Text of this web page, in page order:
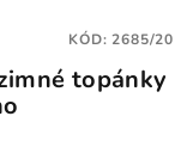
topánky
KÓD:2685/20